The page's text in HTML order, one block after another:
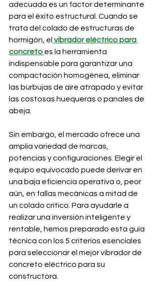
adecuada es un factor determinante
para el éxito estructural. Cuando se
trata del colado de estructuras de
hormigón, el vibrador eléctrico para
concreto es la herramienta
indispensable para garantizar una
compactación homogénea, eliminar
las burbujas de aire atrapado y evitar
las costosas huequeras o panales de
abeja.
Sin embargo, el mercado ofrece una
amplia variedad de marcas,
potencias y configuraciones. Elegir el
equipo equivocado puede derivar en
una baja eficiencia operativa o, peor
aún, en fallas mecánicas a mitad de
un colado crítico. Para ayudarle a
realizar una inversión inteligente y
rentable, hemos preparado esta guía
técnica con los 5 criterios esenciales
para seleccionar el mejor vibrador de
concreto eléctrico para su
constructora.